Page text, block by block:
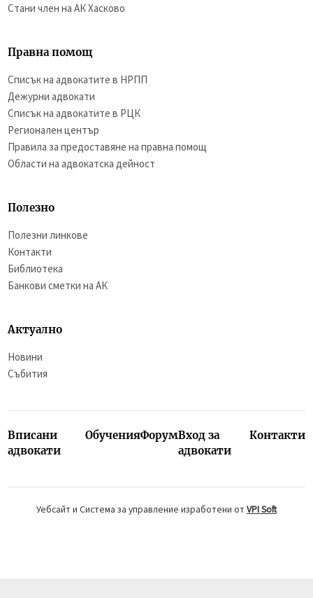
Стани член на АК Хасково
Правна помощ
Списък на адвокатите в НРПП
Дежурни адвокати
Списък на адвокатите в РЦК
Регионален център
Правила за предоставяне на правна помощ
Области на адвокатска дейност
Полезно
Полезни линкове
Контакти
Библиотека
Банкови сметки на АК
Актуално
Новини
Събития
Вписани
адвокати
ОбученияФорумВход за
адвокати
Контакти
Уебсайт и Система за управление изработени отVPI Soft